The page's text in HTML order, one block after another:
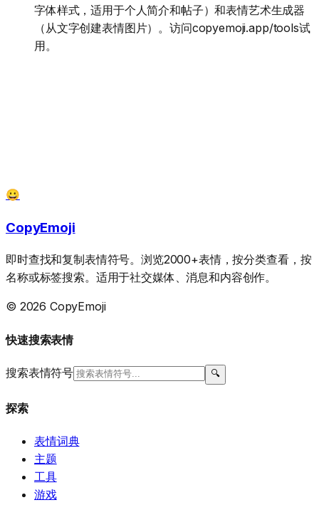
字体样式，适用于个人简介和帖子）和表情艺术生成器
（从文字创建表情图片）。访问copyemoji.app/tools试
用。
😀
CopyEmoji
即时查找和复制表情符号。浏览2000+表情，按分类查看，按
名称或标签搜索。适用于社交媒体、消息和内容创作。
© 2026 CopyEmoji
快速搜索表情
搜索表情符号 🔍
探索
表情词典
主题
工具
游戏